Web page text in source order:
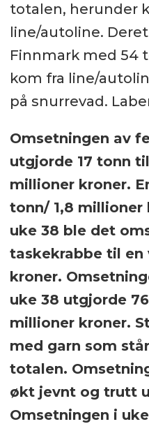
totalen, herunder
line/autoline.
Finnmark med 54
kom fra line/
på snurrevad.
Omsetningen av
utgjorde 17 tonn
millioner kroner.
tonn/ 1,8 millioner
uke 38 ble det
taskekrabbe til en
kroner.
uke 38 utgjorde
millioner kroner.
med garn som
totalen.
økt jevnt og trutt
Omsetningen i